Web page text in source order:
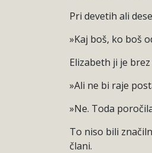
Pri devetih ali
»Kaj boš, ko boš
Elizabeth ji je
»Ali ne bi raje
»Ne. Toda
To niso bili
člani.